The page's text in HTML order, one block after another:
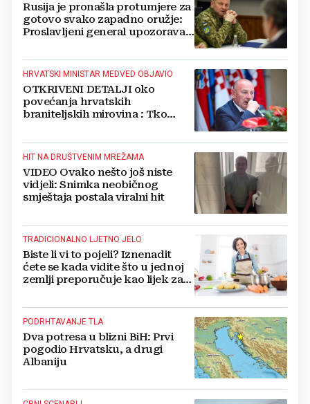
Rusija je pronašla protumjere za
gotovo svako zapadno oružje:
Proslavljeni general upozorava
HRVATSKI MINISTAR MEDVED OBJAVIO
OTKRIVENI DETALJI oko
povećanja hrvatskih
braniteljskih mirovina : Tko
HIT NA DRUŠTVENIM MREŽAMA
VIDEO Ovako nešto još niste
vidjeli: Snimka neobičnog
smještaja postala viralni hit
TRADICIONALNO LJETNO JELO
Biste li vi to pojeli? Iznenadit
ćete se kada vidite što u jednoj
zemlji preporučuje kao lijek za
PODRHTAVANJE TLA
Dva potresa u blizni BiH: Prvi
pogodio Hrvatsku, a drugi
Albaniju